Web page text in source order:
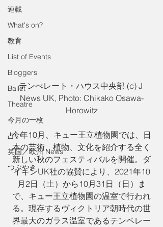
連載
What's on?
教育
List of Events
Bloggers
Ballet
Theatre
今月の一枚
占い
英国／欧州 News
つぶやき
テンぺレート・ハウス中央部 (c) J
News UK, Photo: Chikako Osawa-
Horowitz
今年10月、キュー王立植物園では、日
本の芸術、植物、文化を紹介する全く
新しい秋のフェスティバルを開催。ダ
イキンUK社の協賛により、2021年10
月2日（土）から10月31日（日）ま
で、キュー王立植物園の温室で行われ
る。現存するヴィクトリア朝時代の世
界最大のガラス温室であるテンペレー